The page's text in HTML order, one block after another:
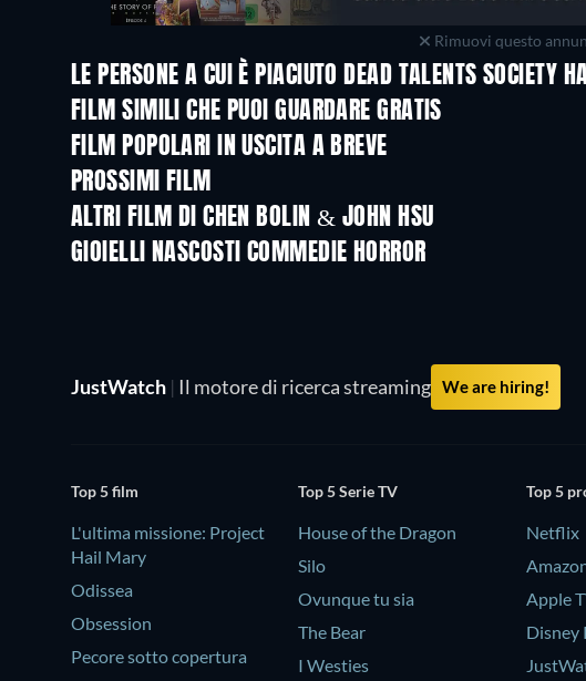
Rimuovi questo
LE PERSONE A CUI È PIACIUTO DEAD TALENTS SOCIETY
FILM SIMILI CHE PUOI GUARDARE GRATIS
FILM POPOLARI IN USCITA A BREVE
PROSSIMI FILM
ALTRI FILM DI CHEN BOLIN & JOHN HSU
GIOIELLI NASCOSTI COMMEDIE HORROR
JustWatch | Il motore di ricerca streaming We are hiring!
Top 5 film
L'ultima missione: Project
Hail Mary
Odissea
Obsession
Pecore sotto copertura
Top 5 Serie TV
House of the Dragon
Silo
Ovunque tu sia
The Bear
I Westies
Top 5
Netflix
Apple
Disney